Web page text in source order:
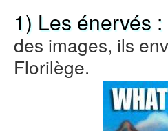
1) Les énervés :
des images, ils
Florilège.